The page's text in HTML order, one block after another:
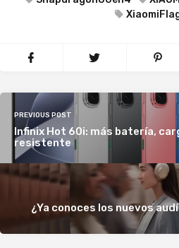
PREVIOUS POST
Infinix Hot 60i: más batería,
resistente
¿Ya conoces los nuevos